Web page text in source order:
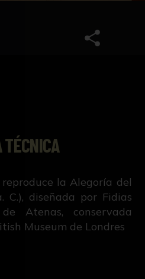
TÉCNICA
la Alegoría del
C.), diseñada por Fidias
Atenas, conservada
Museum de Londres